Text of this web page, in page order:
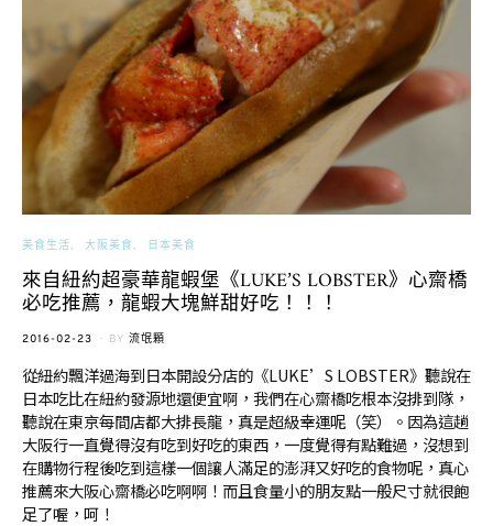
美食生活 大阪美食 日本美食
來自紐約超豪華龍蝦堡《LUKE’S LOBSTER》心齋橋
必吃推薦，龍蝦大塊鮮甜好吃！！！
POSTED
2016-02-23 BY 流氓顆
從紐約飄洋過海到日本開設分店的《LUKE’S LOBSTER》聽說在
日本吃比在紐約發源地還便宜啊，我們在心齋橋吃根本沒排到隊，
聽說在東京每間店都大排長龍，真是超級幸運呢（笑）。因為這趟
大阪行一直覺得沒有吃到好吃的東西，一度覺得有點難過，沒想到
在購物行程後吃到這樣一個讓人滿足的澎湃又好吃的食物呢，真心
推薦來大阪心齋橋必吃啊啊！而且食量小的朋友點一般尺寸就很飽
足了喔，呵！